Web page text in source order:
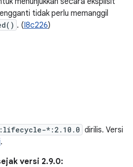
tidak perlu memanggil
. (I8c226)
*:2.10.0 dirilis. Versi
.
versi 2.9.0: